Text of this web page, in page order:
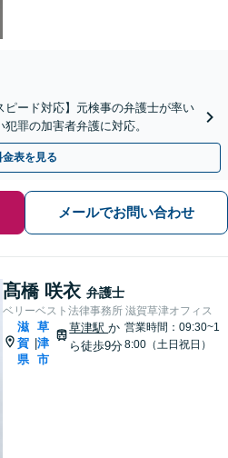
ピード対応】元検事の弁護士が率い
罪の加害者弁護に対応。
金表を見る
メールでお問い合わせ
髙橋 咲衣 弁護士
ベリーベスト法律事務所 滋賀草津オフィス
滋
賀
県
|
草
津
市
草津駅か
ら徒歩9分
営業時間：09:30~1
8:00（土日祝日）